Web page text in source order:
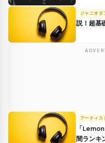
ジャニオタ
説！超基
アーティス
「
間ランキ